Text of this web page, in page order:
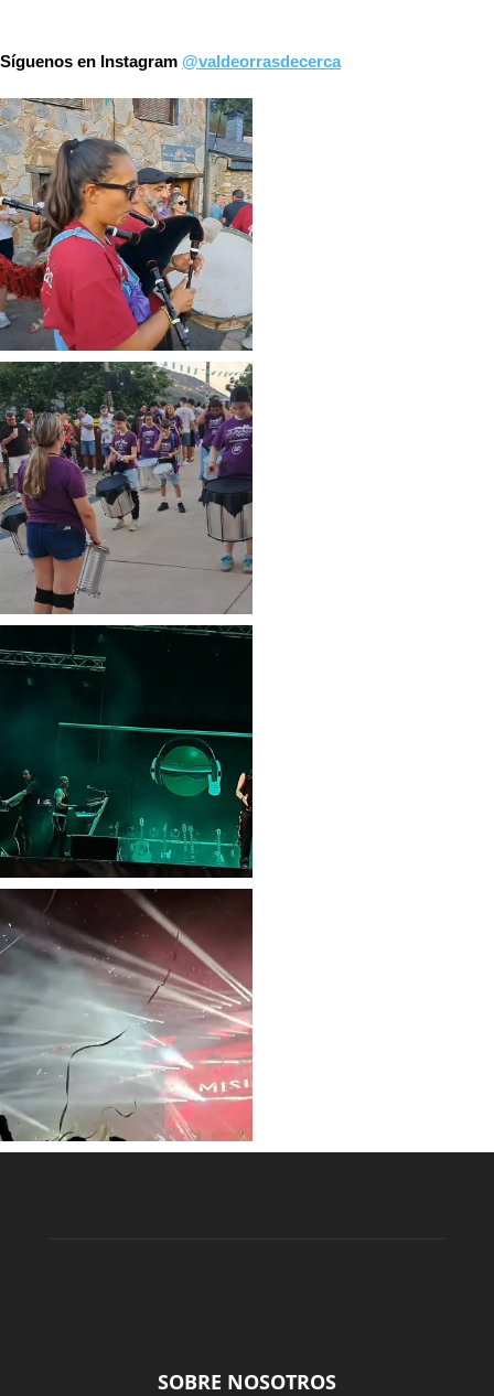
Síguenos en Instagram @valdeorrasdecerca
SOBRE NOSOTROS